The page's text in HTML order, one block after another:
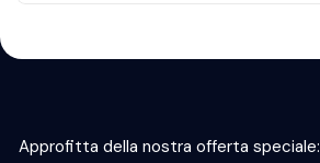
Approfitta della nostra offerta speciale: